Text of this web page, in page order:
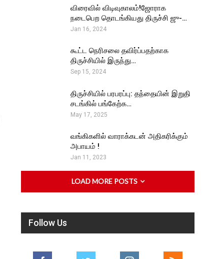
விரைவில் விடிவுகாலம்!ஜோராக
நடைபெற தொடங்கியது திருச்சி ஜு-…
Jan 16, 2024
கூட்ட நெரிசலை தவிர்ப்பதற்காக
திருச்சியில் இருந்து…
Sep 15, 2024
திருச்சியில் பரபரப்பு: தந்தையின் இறுதி
சடங்கில் பங்கேற்க…
May 17, 2025
வங்கிகளில் வாராக்கடன் அதிகரிக்கும்
அபாயம் !
Jan 11, 2023
LOAD MORE POSTS
Follow Us